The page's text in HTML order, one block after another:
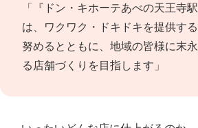
「『ドン・キホーテあべの天王寺
は、ワクワク・ドキドキを提供す
努めるとともに、地域の皆様に末
る店舗づくりを目指します」